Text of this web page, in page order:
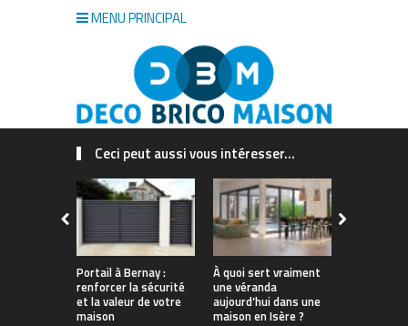
MENU PRINCIPAL
Ceci peut aussi vous intéresser...
Portail à Bernay :
renforcer la sécurité
et la valeur de votre
maison
À quoi sert vraiment
une véranda
aujourd’hui dans une
maison en Isère ?